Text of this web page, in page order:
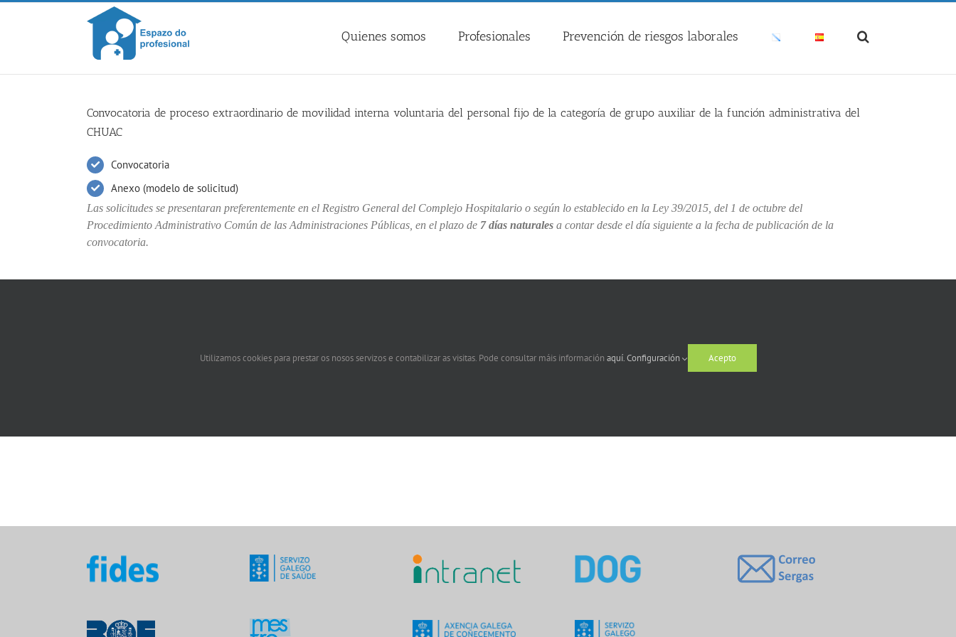
Skip
Quienes somos Profesionales Prevención de riesgos laborales
Convocatoria de proceso extraordinario de movilidad interna voluntaria del personal fijo de la categoría de grupo auxiliar de la función administrativa del
CHUAC
Convocatoria
Anexo (modelo de solicitud)
Las solicitudes se presentaran preferentemente en el Registro General del Complejo Hospitalario o según lo establecido en la Ley 39/2015, del 1 de octubre del
Procedimiento Administrativo Común de las Administraciones Públicas, en el plazo de7 días naturalesa contar desde el día siguiente a la fecha de publicación de la
convocatoria.
Utilizamos cookies para prestar os nosos servizos e contabilizar as visitas. Pode consultar máis información aquí.Configuración Acepto